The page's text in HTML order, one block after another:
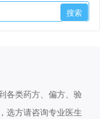
各类药方、偏方、验
选方请咨询专业医生